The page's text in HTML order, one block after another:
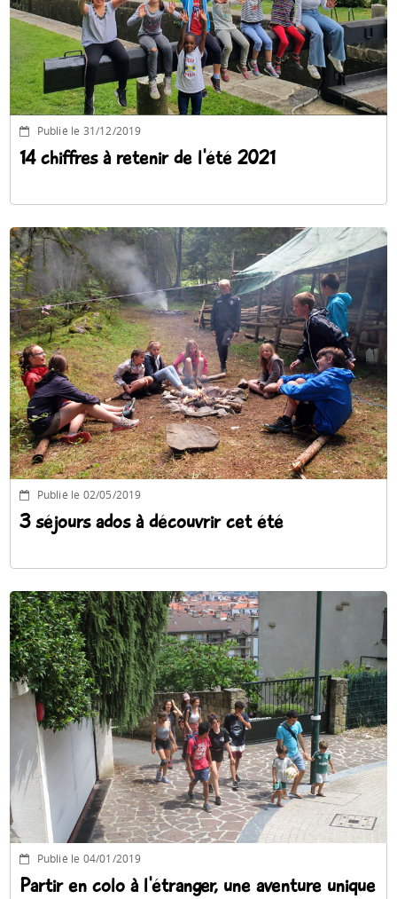
Publié le 31/12/2019
14 chiffres à retenir de l'été 2021
Publié le 02/05/2019
3 séjours ados à découvrir cet été
Publié le 04/01/2019
Partir en colo à l'étranger, une aventure unique